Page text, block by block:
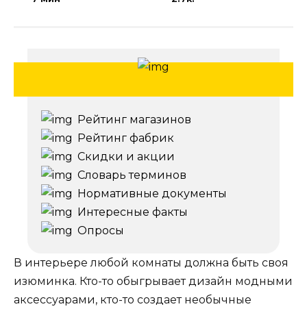
Рейтинг магазинов
Рейтинг фабрик
Скидки и акции
Словарь терминов
Нормативные документы
Интересные факты
Опросы
В интерьере любой комнаты должна быть своя
изюминка. Кто-то обыгрывает дизайн модными
аксессуарами, кто-то создает необычные